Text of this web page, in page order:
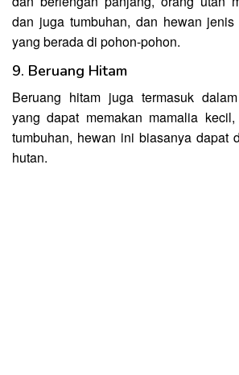
dan juga tumbuhan, dan hewan
yang berada di pohon-pohon.
9. Beruang Hitam
Beruang hitam juga termasuk
yang dapat memakan mamalia
tumbuhan, hewan ini biasanya dapat
hutan.